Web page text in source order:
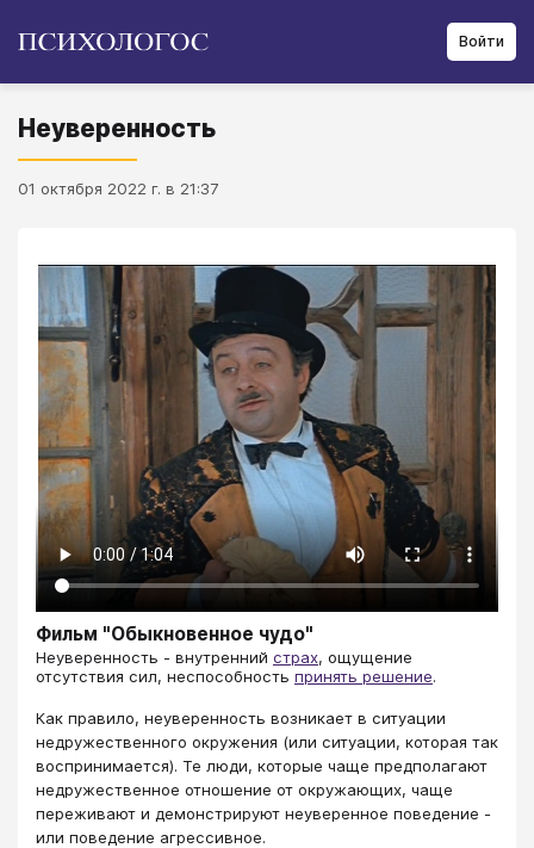
Войти
Неуверенность
01 октября 2022 г. в 21:37
Фильм "Обыкновенное чудо"
​​​​​​​Неуверенность - внутренний страх, ощущение
отсутствия сил, неспособность принять решение.
Как правило, неуверенность возникает в ситуации
недружественного окружения (или ситуации, которая так
воспринимается). Те люди, которые чаще предполагают
недружественное отношение от окружающих, чаще
переживают и демонстрируют неуверенное поведение -
или поведение агрессивное.